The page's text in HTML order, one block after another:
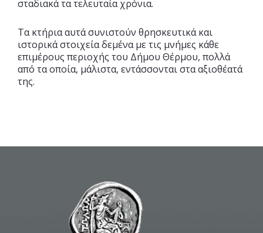
σταδιακά τα τελευταία χρόνια.
Τα κτήρια αυτά συνιστούν θρησκευτικά και
ιστορικά στοιχεία δεμένα με τις μνήμες κάθε
επιμέρους περιοχής του Δήμου Θέρμου, πολλά
από τα οποία, μάλιστα, εντάσσονται στα αξιοθέατά
της.